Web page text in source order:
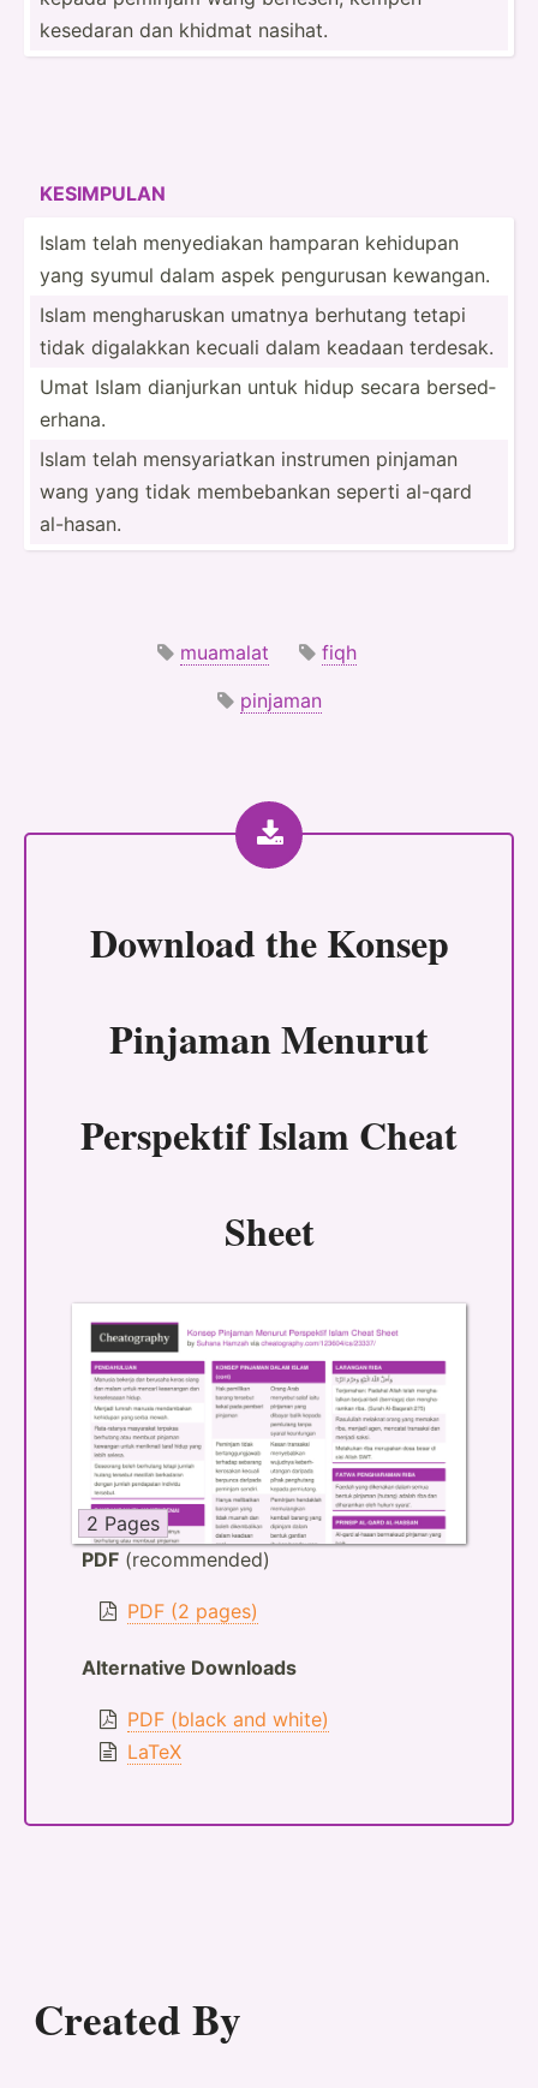
kesedaran dan khidmat nasihat.
KESIMPULAN
Islam telah menyed­iakan hamparan kehidupan
yang syumul dalam aspek pengurusan kewangan.
Islam mengha­ruskan umatnya berhutang tetapi
tidak digalakkan kecuali dalam keadaan terdesak.
Umat Islam dianjurkan untuk hidup secara bersed­
erhana.
Islam telah mensya­riatkan instrumen pinjaman
wang yang tidak membeb­­ankan seperti al-qard
al-hasan.
muamalat
fiqh
pinjaman
Download theKonsep
Pinjaman Menurut
Perspektif Islam Cheat
Sheet
2 Pages
PDF (recommended)
PDF (2 pages)
Alternative Downloads
PDF (black and white)
LaTeX
Created By